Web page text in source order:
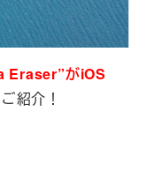
Eraser”がiOS
紹介！